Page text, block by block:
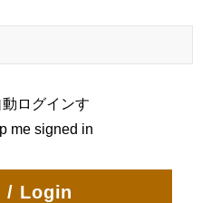
ログインす
signed in